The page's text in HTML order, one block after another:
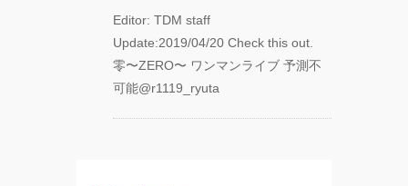
TOUR』
FESTIVAL 20th
Editor: TDM staff
Update:2019/04/20 Check this out.
零〜ZERO〜 ワンマンライブ 予測不
可能@r1119_ryuta